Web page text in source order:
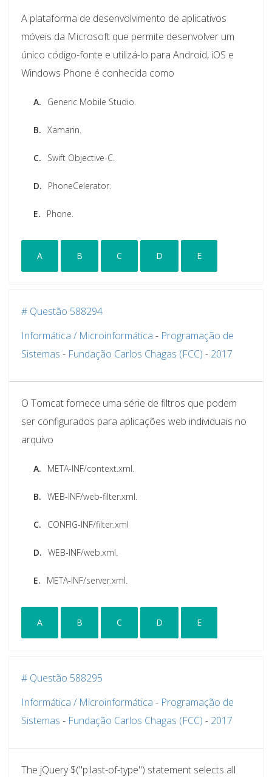
A plataforma de desenvolvimento de aplicativos
móveis da Microsoft que permite desenvolver um
único código-fonte e utilizá-lo para Android, iOS e
Windows Phone é conhecida como
A. Generic Mobile Studio.
B. Xamarin.
C. Swift Objective-C.
D. PhoneCelerator.
E. Phone.
A B C D E
# Questão 588294
Informática / Microinformática - Programação de
Sistemas - Fundação Carlos Chagas (FCC) - 2017
O Tomcat fornece uma série de filtros que podem
ser configurados para aplicações web individuais no
arquivo
A. META-INF/context.xml.
B. WEB-INF/web-filter.xml.
C. CONFIG-INF/filter.xml
D. WEB-INF/web.xml.
E. META-INF/server.xml.
A B C D E
# Questão 588295
Informática / Microinformática - Programação de
Sistemas - Fundação Carlos Chagas (FCC) - 2017
The jQuery $("p:last-of-type") statement selects all